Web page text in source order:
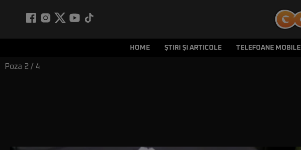
HOME ȘTIRI ȘI ARTICOLE TELEFOANE MOBILE
Poza 2 / 4